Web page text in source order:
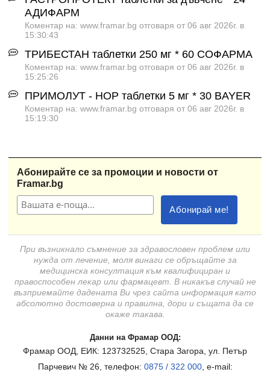
АДИФАРМ
Коментар на: www.framar.bg отговаря от 06 авг 2026г. в
15:30:43
ТРИБЕСТАН таблетки 250 мг * 60 СОФАРМА
Коментар на: www.framar.bg отговаря от 06 авг 2026г. в
15:25:26
ПРИМОЛУТ - НОР таблетки 5 мг * 30 BAYER
Коментар на: www.framar.bg отговаря от 06 авг 2026г. в
15:19:30
Абонирайте се за промоции и новости от
Framar.bg
При възникнало съмнение за здравословен проблем или
нужда от лечение, моля винаги се обръщайте за
медицинска консултация към квалифициран и
правоспособен лекар или фармацевт. В никакъв случай не
възприемайте дадената Ви чрез сайта информация като
абсолютно достоверна и правилна, дори и същата да се
окаже такава.
Данни на Фрамар ООД:
Фрамар ООД, ЕИК: 123732525, Стара Загора, ул. Петър
Парчевич № 26, телефон: 0875 / 322 000, e-mail: